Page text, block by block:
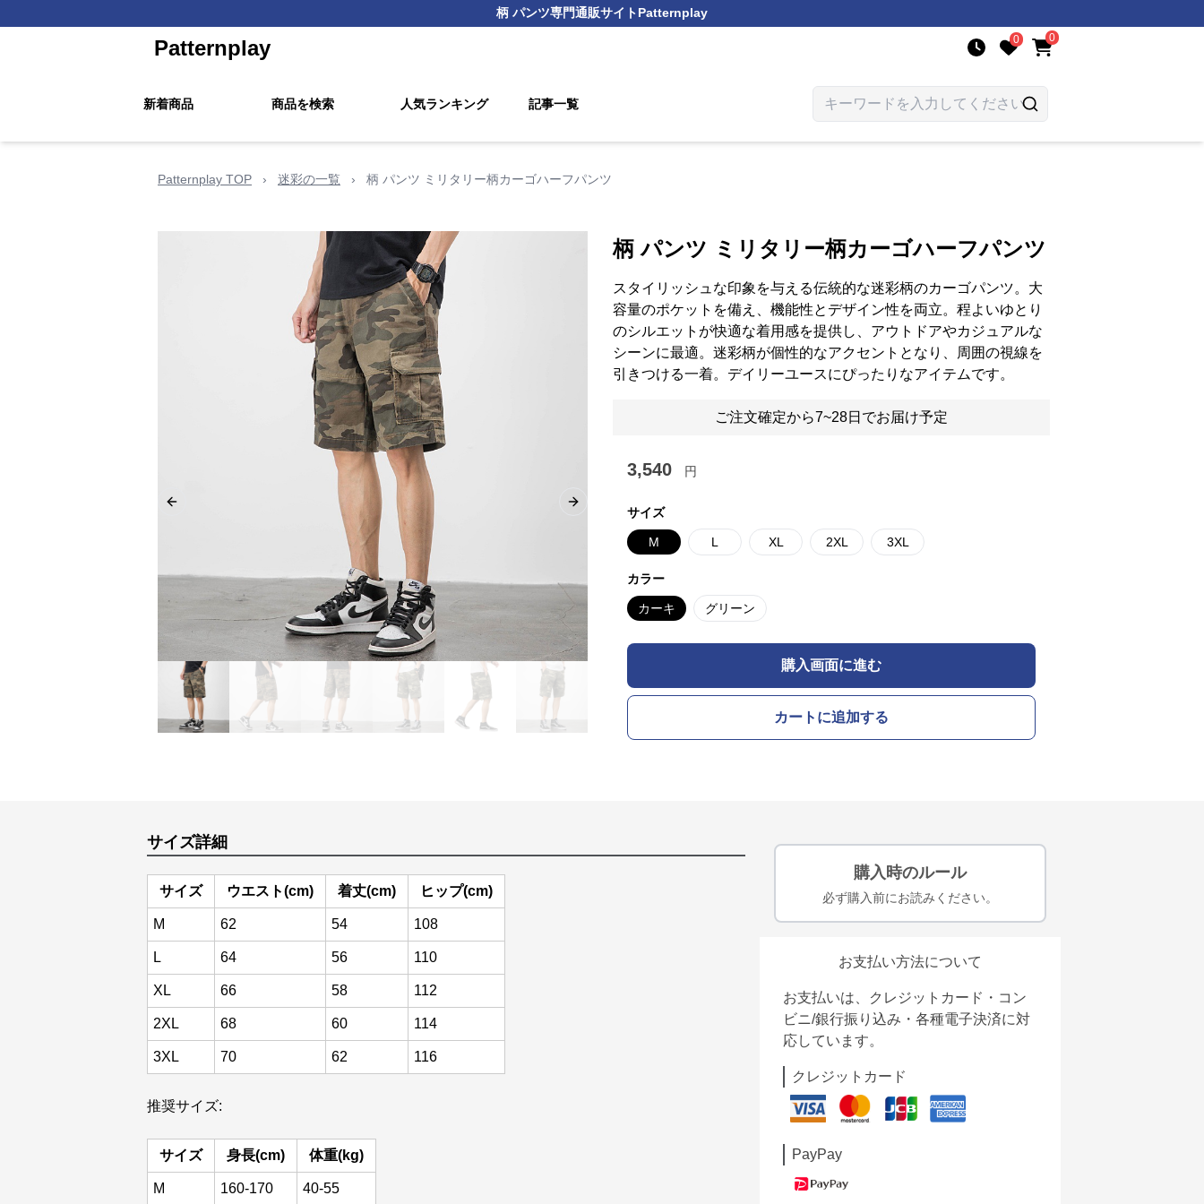
柄 パンツ専門通販サイトPatternplay
Patternplay 0 0
新着商品 商品を検索 人気ランキング 記事一覧
Patternplay TOP › 迷彩の一覧 › 柄 パンツ ミリタリー柄カーゴハーフパンツ
Previous slide Next slide
柄 パンツ ミリタリー柄カーゴハーフパンツ
スタイリッシュな印象を与える伝統的な迷彩柄のカーゴパンツ。大
容量のポケットを備え、機能性とデザイン性を両立。程よいゆとり
のシルエットが快適な着用感を提供し、アウトドアやカジュアルな
シーンに最適。迷彩柄が個性的なアクセントとなり、周囲の視線を
引きつける一着。デイリーユースにぴったりなアイテムです。
ご注文確定から7~28日でお届け予定
3,540 円
サイズ
M L XL 2XL 3XL
カラー
カーキ グリーン
購入画面に進む
カートに追加する
サイズ詳細
サイズ ウエスト(cm) 着丈(cm) ヒップ(cm)
M 62 54 108
L 64 56 110
XL 66 58 112
2XL 68 60 114
3XL 70 62 116
推奨サイズ:
サイズ 身長(cm) 体重(kg)
M 160-170 40-55
購入時のルール
必ず購入前にお読みください。
お支払い方法について
お支払いは、クレジットカード・コン
ビニ/銀行振り込み・各種電子決済に対
応しています。
クレジットカード
PayPay